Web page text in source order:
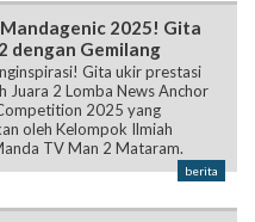
2025! Gita
dengan Gemilang
Gita ukir prestasi
Juara 2 Lomba News Anchor
2025 yang
oleh Kelompok Ilmiah
TV Man 2 Mataram.
berita